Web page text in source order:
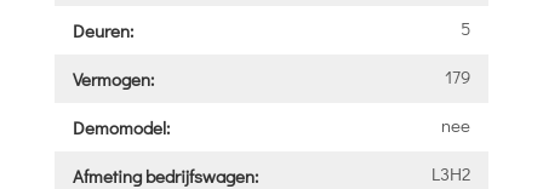
Deuren: 5
Vermogen: 179
Demomodel: nee
Afmeting bedrijfswagen: L3H2